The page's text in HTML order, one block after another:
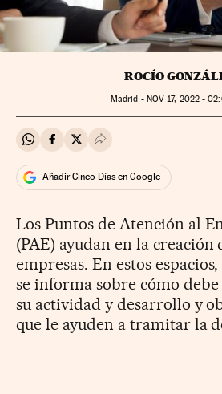
ROCÍO
Madrid - NOV 17, 2022 -
Compartir en Whatsapp
Compartir en Facebook
Compartir en Twitter
Desplegar Redes
Añadir Cinco Días en Google
Los Puntos de Atención al
(PAE) ayudan en la creación
empresas. En estos
se informa sobre cómo
su actividad y desarrollo y
que le ayuden a tramitar la